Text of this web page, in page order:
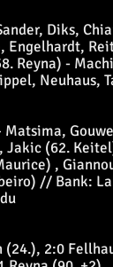
Diks,
Engelhardt,
Reyna) -
Neuhaus,
Matsima,
Jakic (62.
,
// Bank:
(24.), 2:0